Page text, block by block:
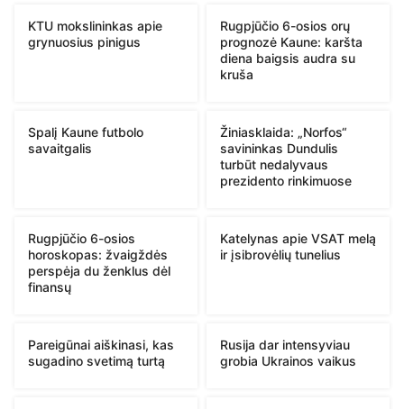
KTU mokslininkas apie
grynuosius pinigus
Rugpjūčio 6-osios orų
prognozė Kaune: karšta
diena baigsis audra su
kruša
Spalį Kaune futbolo
savaitgalis
Žiniasklaida: „Norfos“
savininkas Dundulis
turbūt nedalyvaus
prezidento rinkimuose
Rugpjūčio 6-osios
horoskopas: žvaigždės
perspėja du ženklus dėl
finansų
Katelynas apie VSAT melą
ir įsibrovėlių tunelius
Pareigūnai aiškinasi, kas
sugadino svetimą turtą
Rusija dar intensyviau
grobia Ukrainos vaikus